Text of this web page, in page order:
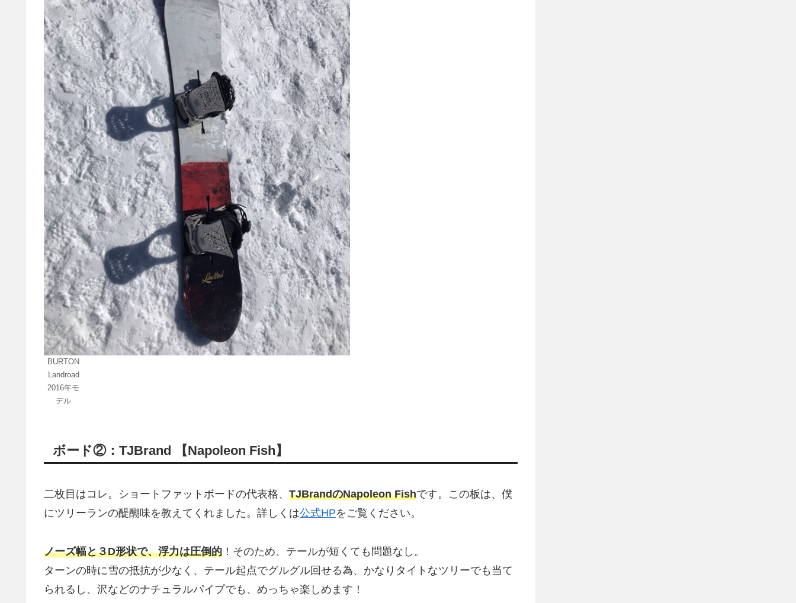
BURTON
Landroad
2016年モ
デル
ボード②：TJBrand 【Napoleon Fish】
二枚目はコレ。ショートファットボードの代表格、 TJBrandのNapoleon Fishです。この板は、僕
にツリーランの醍醐味を教えてくれました。詳しくは公式HPをご覧ください。
ノーズ幅と３D形状で、浮力は圧倒的 ！そのため、テールが短くても問題なし。
ターンの時に雪の抵抗が少なく、テール起点でグルグル回せる為、かなりタイトなツリーでも当て
られるし、沢などのナチュラルパイプでも、めっちゃ楽しめます！